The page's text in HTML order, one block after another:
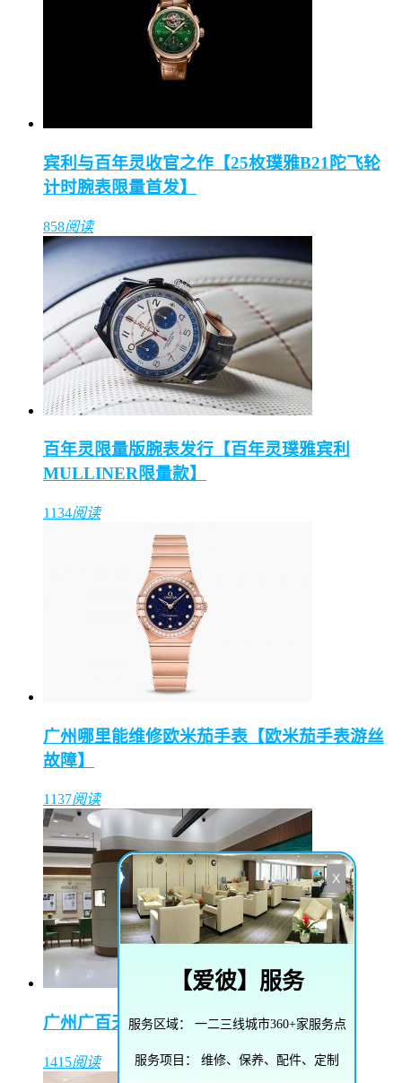
宾利与百年灵收官之作【25枚璞雅B21陀飞轮
计时腕表限量首发】
858阅读
百年灵限量版腕表发行【百年灵璞雅宾利
MULLINER限量款】
1134阅读
广州哪里能维修欧米茄手表【欧米茄手表游丝
故障】
1137阅读
广州广百天河店（东方表行）
1415阅读
X
【爱彼】服务
服务区域： 一二三线城市360+家服务点
服务项目： 维修、保养、配件、定制